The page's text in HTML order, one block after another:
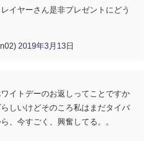
イヤーさん是非プレゼントにどう
2019年3月13日
イトデーのお返しってことですか
しいけどそのころ私はまだタイバ
、今すごく、興奮してる。。